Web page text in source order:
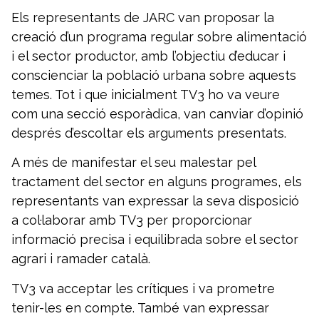
Els representants de JARC van proposar la
creació d’un programa regular sobre alimentació
i el sector productor, amb l’objectiu d’educar i
conscienciar la població urbana sobre aquests
temes. Tot i que inicialment TV3 ho va veure
com una secció esporàdica, van canviar d’opinió
després d’escoltar els arguments presentats.
A més de manifestar el seu malestar pel
tractament del sector en alguns programes, els
representants van expressar la seva disposició
a col·laborar amb TV3 per proporcionar
informació precisa i equilibrada sobre el sector
agrari i ramader català.
TV3 va acceptar les crítiques i va prometre
tenir-les en compte. També van expressar